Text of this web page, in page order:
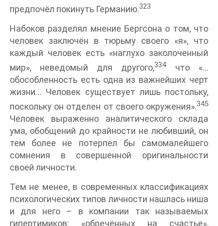
предпочёл покинуть Германию.323
Набоков разделял мнение Бергсона о том, что
человек заключён в тюрьму своего «я», что
каждый человек есть «наглухо заколоченный
мир», неведомый для другого,334что «…
обособленность есть одна из важнейших черт
жизни… Человек существует лишь постольку,
поскольку он отделен от своего окружения».345
Человек выраженно аналитического склада
ума, обобщений до крайности не любивший, он
тем более не потерпел бы самомалейшего
сомнения в совершенной оригинальности
своей личности.
Тем не менее, в современных классификациях
психологических типов личности нашлась ниша
и для него – в компании так называемых
гипертимиков: «обречённых на счастье»,